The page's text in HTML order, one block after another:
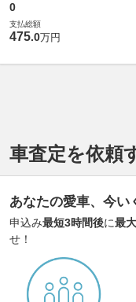
0
支払総額
475.0万円
車査定を依頼
あなたの愛車、今い
申込み最短3時間後に最
せ！